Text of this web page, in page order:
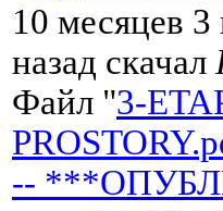
10 месяцев
назад скачал
Файл "3-
--